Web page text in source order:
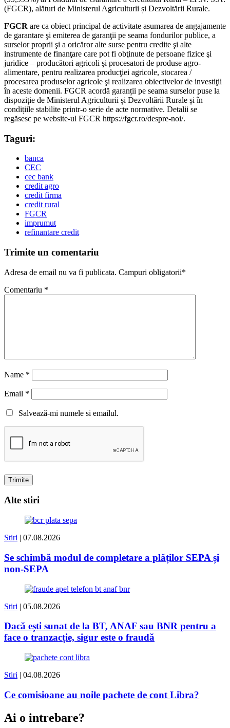
(FGCR), alături de Ministerul Agriculturii și Dezvoltării Rurale.
FGCR are ca obiect principal de activitate asumarea de angajamente
de garantare şi emiterea de garanţii pe seama fondurilor publice, a
surselor proprii şi a oricăror alte surse pentru credite şi alte
instrumente de finanţare care pot fi obţinute de persoane fizice şi
juridice – producători agricoli şi procesatori de produse agro-
alimentare, pentru realizarea producţiei agricole, stocarea /
procesarea produselor agricole şi realizarea obiectivelor de investiţii
în aceste domenii. FGCR acordă garanții pe seama surselor puse la
dispoziție de Ministerul Agriculturii și Dezvoltării Rurale și în
condițiile stabilite printr-o serie de acte normative. Detalii se
regăsesc pe website-ul FGCR https://fgcr.ro/despre-noi/.
Taguri:
banca
CEC
cec bank
credit agro
credit firma
credit rural
FGCR
imprumut
refinantare credit
Trimite un comentariu
Adresa de email nu va fi publicata. Campuri obligatorii*
Comentariu *
Name *
Email *
Salvează-mi numele si emailul.
Alte stiri
Stiri | 07.08.2026
Se schimbă modul de completare a plăților SEPA și
non-SEPA
Stiri | 05.08.2026
Dacă ești sunat de la BT, ANAF sau BNR pentru a
face o tranzacție, sigur este o fraudă
Stiri | 04.08.2026
Ce comisioane au noile pachete de cont Libra?
Ai o intrebare?